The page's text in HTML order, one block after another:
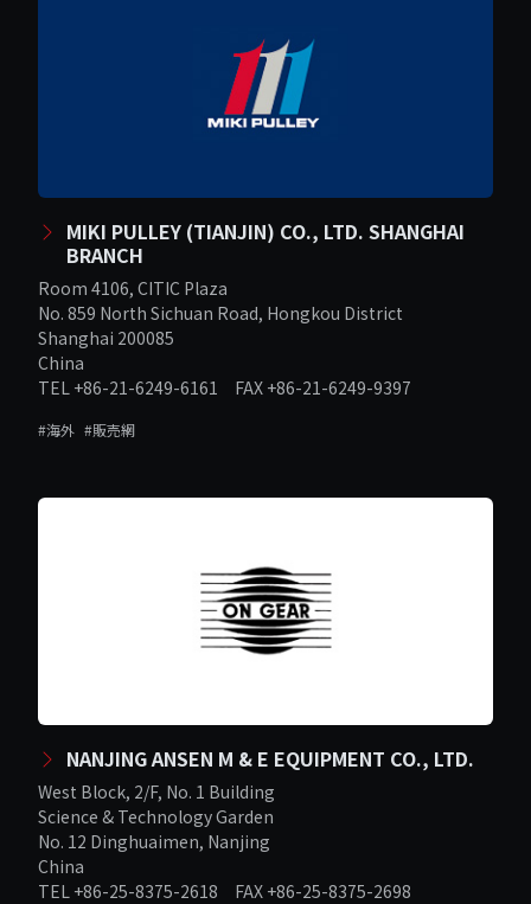
MIKI PULLEY (TIANJIN) CO., LTD. SHANGHAI
BRANCH
Room 4106, CITIC Plaza
No. 859 North Sichuan Road, Hongkou District
Shanghai 200085
China
TEL +86-21-6249-6161 FAX +86-21-6249-9397
#海外 #販売網
NANJING ANSEN M & E EQUIPMENT CO., LTD.
West Block, 2/F, No. 1 Building
Science & Technology Garden
No. 12 Dinghuaimen, Nanjing
China
TEL +86-25-8375-2618 FAX +86-25-8375-2698